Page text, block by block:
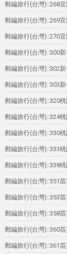
郵編旅行(台灣)::268
郵編旅行(台灣)::269
郵編旅行(台灣)::270
郵編旅行(台灣)::300
郵編旅行(台灣)::302
郵編旅行(台灣)::303新
郵編旅行(台灣)::320
郵編旅行(台灣)::324
郵編旅行(台灣)::330桃
郵編旅行(台灣)::333
郵編旅行(台灣)::338
郵編旅行(台灣)::351
郵編旅行(台灣)::353
郵編旅行(台灣)::358
郵編旅行(台灣)::360
郵編旅行(台灣)::361